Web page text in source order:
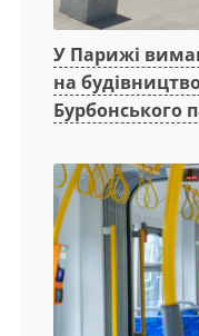
У Парижі
на
Бурбонського